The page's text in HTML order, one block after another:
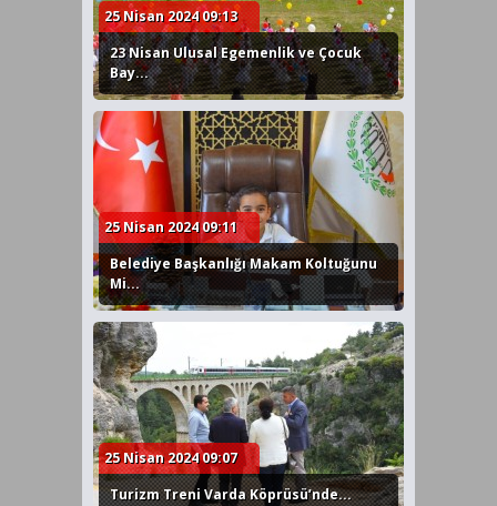
25 Nisan 2024 09:13
23 Nisan Ulusal Egemenlik ve Çocuk
Bay...
25 Nisan 2024 09:11
Belediye Başkanlığı Makam Koltuğunu
Mi...
25 Nisan 2024 09:07
Turizm Treni Varda Köprüsü’nde...